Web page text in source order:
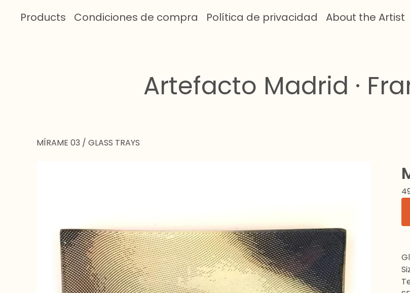
Products Condiciones de compra Política de privacidad About the Artist
Artefacto Madrid ·
MÍRAME 03 / GLASS TRAYS